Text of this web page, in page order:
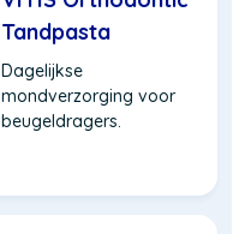
Tandpasta
Dagelijkse
mondverzorging voor
beugeldragers.